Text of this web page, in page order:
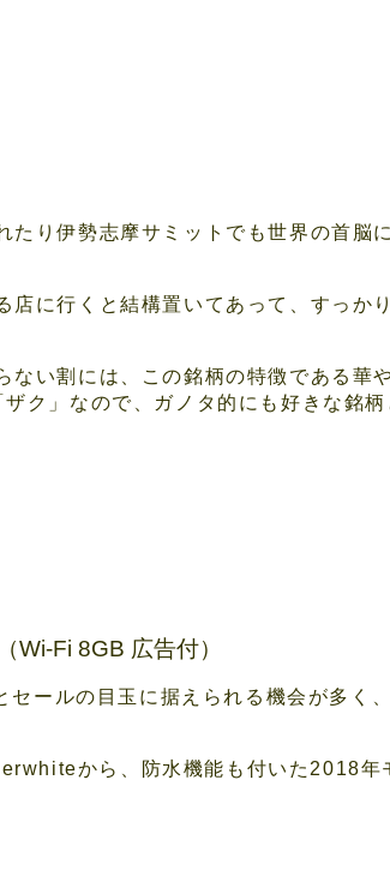
たり伊勢志摩サミットでも世界の首脳
店に行くと結構置いてあって、すっか
ない割には、この銘柄の特徴である華
ク」なので、ガノタ的にも好きな銘
Wi-Fi 8GB 広告付）
ールの目玉に据えられる機会が多く
から、防水機能も付いた2018年